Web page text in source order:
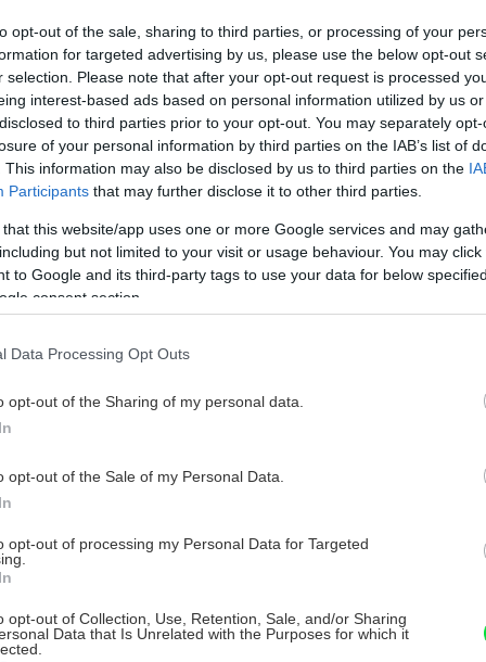
opt-out of the sale, sharing to third parties, or processing of your
for targeted advertising by us, please use the below opt-out
selection. Please note that after your opt-out request is processed
interest-based ads based on personal information utilized by us
to third parties prior to your opt-out. You may separately
of your personal information by third parties on the IAB’s list of
This information may also be disclosed by us to third parties on the
Participants that may further disclose it to other third parties.
that this website/app uses one or more Google services and may
but not limited to your visit or usage behaviour. You may
to Google and its third-party tags to use your data for below
consent section.
Data Processing Opt Outs
opt-out of the Sharing of my personal data.
opt-out of the Sale of my Personal Data.
opt-out of processing my Personal Data for Targeted
opt-out of Collection, Use, Retention, Sale, and/or Sharing
Data that Is Unrelated with the Purposes for which it
že sú Vianoce predo dvermi, ešte neznamená, že
musíme úplne vzdať záhradkárčenia. Za vhodných
môžeme aj v zime siať zeleninu a tešiť sa z
úrody. Niektorí pestovatelia sadia celú
do skleníkov s ohrievačom, ale niektoré druhy
môžeme bez väčších obáv vysievať priamo
Doma si zase bez problémov predpestujeme
alebo mikrošaláty.
Zavarská - 10. decembra 2020
zeleninu ešte môžete vysadiť v
je tento mesiac najmä mesiacom zberu úrody,
stále môžeme niektoré druhy zeleniny aj sadiť.
aké?
Zavarská -24. septembra 2019